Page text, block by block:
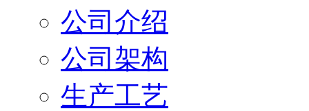
公司介绍
公司架构
生产工艺